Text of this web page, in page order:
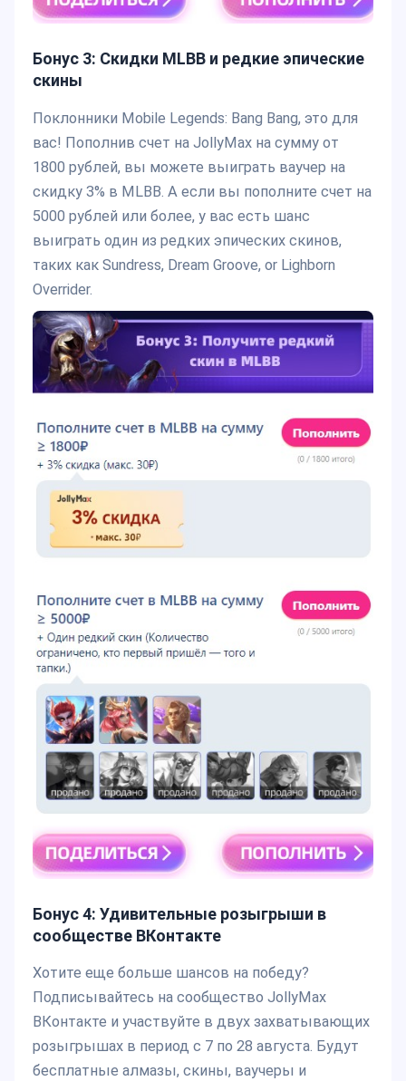
Бонус 3: Скидки MLBB и редкие эпические
скины
Поклонники Mobile Legends: Bang Bang, это для
вас! Пополнив счет на JollyMax на сумму от
1800 рублей, вы можете выиграть ваучер на
скидку 3% в MLBB. А если вы пополните счет на
5000 рублей или более, у вас есть шанс
выиграть один из редких эпических скинов,
таких как Sundress, Dream Groove, or Lighborn
Overrider.
Бонус 4: Удивительные розыгрыши в
сообществе ВКонтакте
Хотите еще больше шансов на победу?
Подписывайтесь на сообщество JollyMax
ВКонтакте и участвуйте в двух захватывающих
розыгрышах в период с 7 по 28 августа. Будут
бесплатные алмазы, скины, ваучеры и